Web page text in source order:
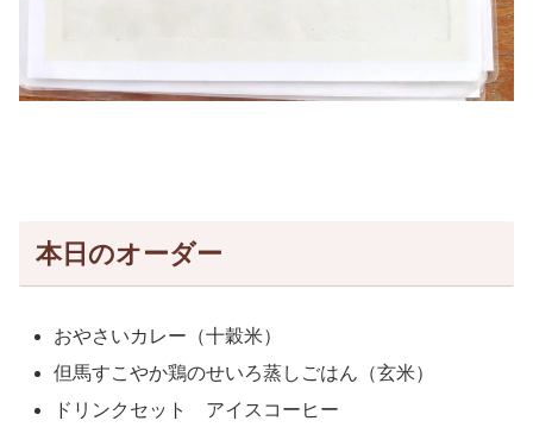
本日のオーダー
おやさいカレー（十穀米）
但馬すこやか鶏のせいろ蒸しごはん（玄米）
ドリンクセット アイスコーヒー